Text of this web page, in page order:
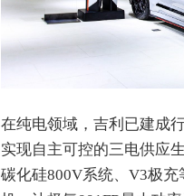
在纯电领域，吉利已建成
实现自主可控的三电供应
碳化硅800V系统、V3极